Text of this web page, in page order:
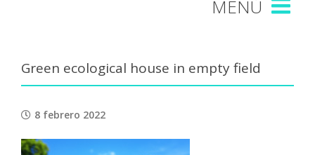
Green ecological house in empty field
8 febrero 2022